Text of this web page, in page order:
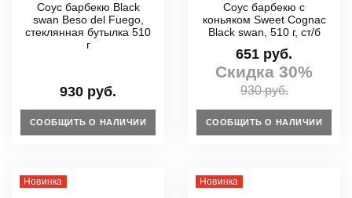
Соус барбекю Black
swan Beso del Fuego,
стеклянная бутылка 510
г
930 руб.
СООБЩИТЬ О НАЛИЧИИ
Соус барбекю с
коньяком Sweet Cognac
Black swan, 510 г, ст/б
651 руб.
Скидка 30%
930 руб.
СООБЩИТЬ О НАЛИЧИИ
Новинка Новинка